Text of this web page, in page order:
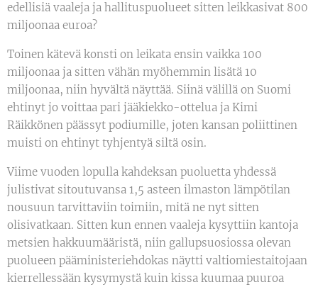
edellisiä vaaleja ja hallituspuolueet sitten leikkasivat 800
miljoonaa euroa?
Toinen kätevä konsti on leikata ensin vaikka 100
miljoonaa ja sitten vähän myöhemmin lisätä 10
miljoonaa, niin hyvältä näyttää. Siinä välillä on Suomi
ehtinyt jo voittaa pari jääkiekko-ottelua ja Kimi
Räikkönen päässyt podiumille, joten kansan poliittinen
muisti on ehtinyt tyhjentyä siltä osin.
Viime vuoden lopulla kahdeksan puoluetta yhdessä
julistivat sitoutuvansa 1,5 asteen ilmaston lämpötilan
nousuun tarvittaviin toimiin, mitä ne nyt sitten
olisivatkaan. Sitten kun ennen vaaleja kysyttiin kantoja
metsien hakkuumääristä, niin gallupsuosiossa olevan
puolueen pääministeriehdokas näytti valtiomiestaitojaan
kierrellessään kysymystä kuin kissa kuumaa puuroa